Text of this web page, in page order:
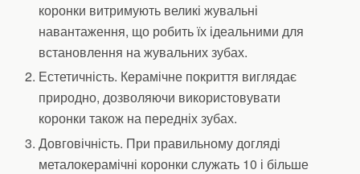
коронки витримують великі жувальні
навантаження, що робить їх ідеальними для
встановлення на жувальних зубах.
Естетичність. Керамічне покриття виглядає
природно, дозволяючи використовувати
коронки також на передніх зубах.
Довговічність. При правильному догляді
металокерамічні коронки служать 10 і більше